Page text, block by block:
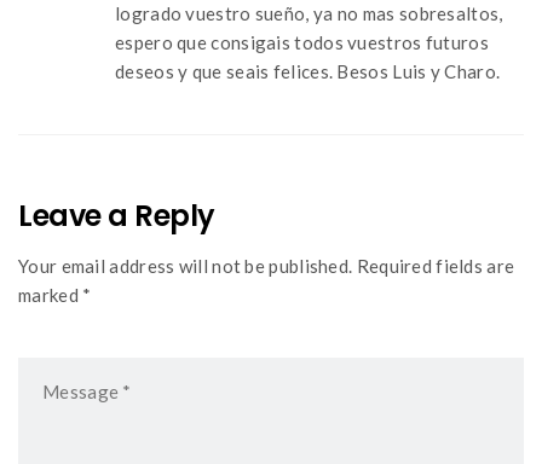
logrado vuestro sueño, ya no mas sobresaltos,
espero que consigais todos vuestros futuros
deseos y que seais felices. Besos Luis y Charo.
Leave a Reply
Your email address will not be published. Required fields are
marked *